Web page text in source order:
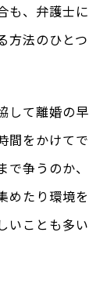
も、弁護士に
方法のひとつ
して離婚の早
間をかけてで
争うのか、
めたり環境を
いことも多い